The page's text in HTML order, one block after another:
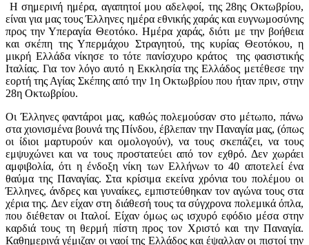
Η σημερινή ημέρα, αγαπητοί μου αδελφοί, της 28ης Οκτωβρίου,
είναι για μας τους Έλληνες ημέρα εθνικής χαράς και ευγνωμοσύνης
προς την Υπεραγία Θεοτόκο. Ημέρα χαράς, διότι με την βοήθεια
και σκέπη της Υπερμάχου Στραγητού, της κυρίας Θεοτόκου, η
μικρή Ελλάδα νίκησε το τότε πανίσχυρο κράτος της φασιστικής
Ιταλίας. Για τον λόγο αυτό η Εκκλησία της Ελλάδος μετέθεσε την
εορτή της Αγίας Σκέπης από την 1η Οκτωβρίου που ήταν πριν, στην
28η Οκτωβρίου.
Οι Έλληνες φαντάροι μας, καθώς πολεμούσαν στο μέτωπο, πάνω
στα χιονισμένα βουνά της Πίνδου, έβλεπαν την Παναγία μας, (όπως
οι ίδιοι μαρτυρούν και ομολογούν), να τους σκεπάζει, να τους
εμψυχώνει και να τους προστατεύει από τον εχθρό. Δεν χωράει
αμφιβολία, ότι η ένδοξη νίκη των Ελλήνων το 40 αποτελεί ένα
θαύμα της Παναγίας. Στα κρίσιμα εκείνα χρόνια του πολέμου οι
Έλληνες, άνδρες και γυναίκες, εμπιστεύθηκαν τον αγώνα τους στα
χέρια της. Δεν είχαν στη διάθεσή τους τα σύγχρονα πολεμικά όπλα,
που διέθεταν οι Ιταλοί. Είχαν όμως ως ισχυρό εφόδιο μέσα στην
καρδιά τους τη θερμή πίστη προς τον Χριστό και την Παναγία.
Καθημερινά γέμιζαν οι ναοί της Ελλάδος και έψαλλαν οι πιστοί την